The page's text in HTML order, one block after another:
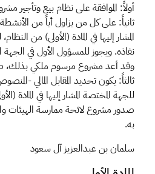
أولاً: الموافقة على نظام بيع وتأجير
ثانياً: على كل من يزاول أياً من الأنشطة
المشار إليها في المادة (الأولى) من
نفاذه. ويجوز للمسؤول الأول في
وقد أعد مشروع مرسوم ملكي بذلك،
ثالثاً: يكون تحديد المقابل المالي -
للجهة المختصة المشار إليها في المادة
صدور مشروع لائحة ممارسة الهيئات
به.
سلمان بن عبدالعزيز آل سعود